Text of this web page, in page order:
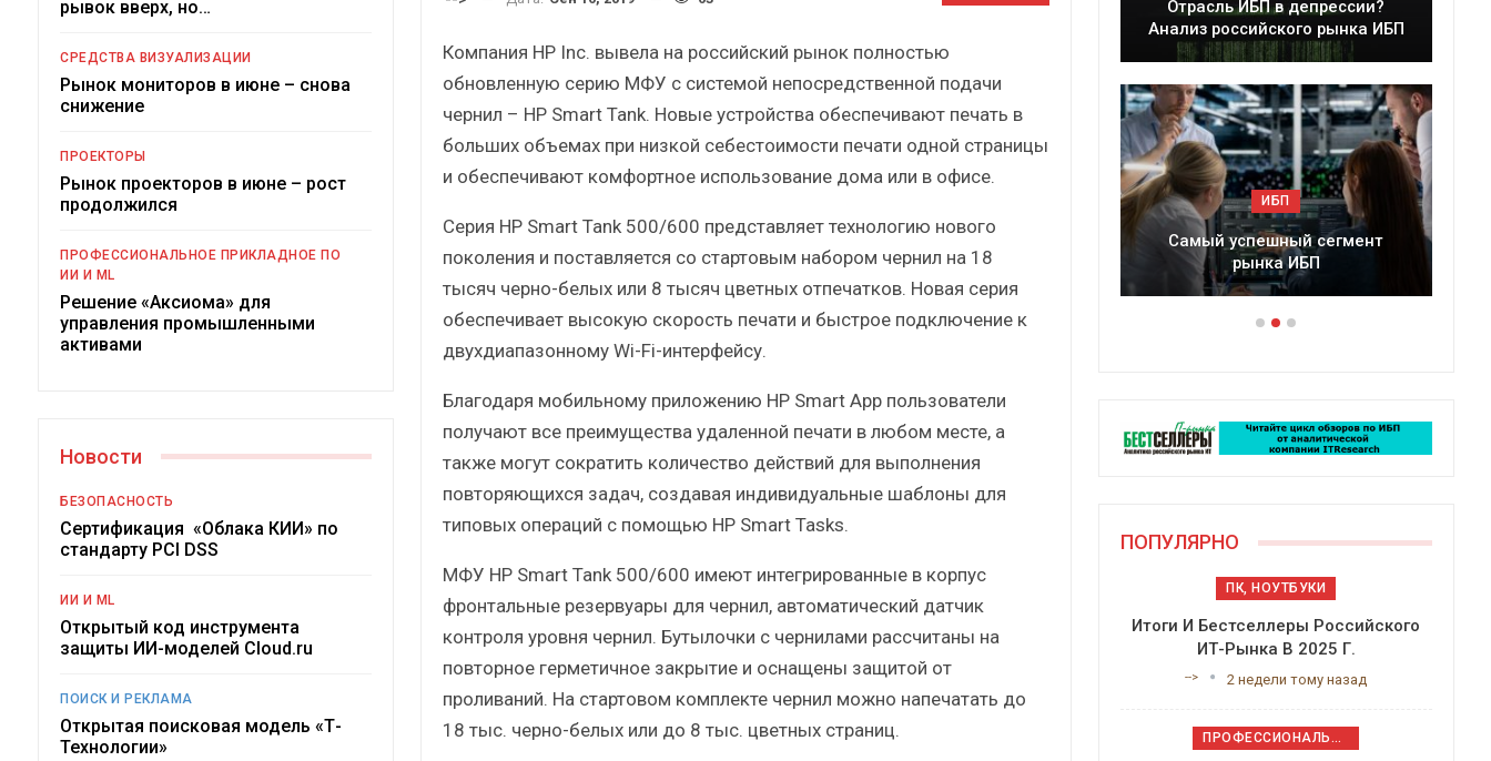
Компания HP Inc. вывела на российский рынок полностью
обновленную серию МФУ с системой непосредственной подачи
чернил – HP Smart Tank. Новые устройства обеспечивают печать в
больших объемах при низкой себестоимости печати одной страницы
и обеспечивают комфортное использование дома или в офисе.
Серия HP Smart Tank 500/600 представляет технологию нового
поколения и поставляется со стартовым набором чернил на 18
тысяч черно-белых или 8 тысяч цветных отпечатков. Новая серия
обеспечивает высокую скорость печати и быстрое подключение к
двухдиапазонному Wi-Fi-интерфейсу.
Благодаря мобильному приложению HP Smart App пользователи
получают все преимущества удаленной печати в любом месте, а
также могут сократить количество действий для выполнения
повторяющихся задач, создавая индивидуальные шаблоны для
типовых операций с помощью HP Smart Tasks.
МФУ HP Smart Tank 500/600 имеют интегрированные в корпус
фронтальные резервуары для чернил, автоматический датчик
контроля уровня чернил. Бутылочки с чернилами рассчитаны на
повторное герметичное закрытие и оснащены защитой от
проливаний. На стартовом комплекте чернил можно напечатать до
18 тыс. черно-белых или до 8 тыс. цветных страниц.
рывок вверх, но…
СРЕДСТВА ВИЗУАЛИЗАЦИИ
Рынок мониторов в июне – снова
снижение
ПРОЕКТОРЫ
Рынок проекторов в июне – рост
продолжился
ПРОФЕССИОНАЛЬНОЕ ПРИКЛАДНОЕ ПО
ИИ И ML
Решение «Аксиома» для
управления промышленными
активами
Новости
БЕЗОПАСНОСТЬ
Сертификация «Облака КИИ» по
стандарту PCI DSS
ИИ И ML
Открытый код инструмента
защиты ИИ-моделей Cloud.ru
ПОИСК И РЕКЛАМА
Открытая поисковая модель «Т-
Технологии»
Краткий статистический
Подкосят ли глобальные угрозы
российский рынок ИБП?
Итоги и Бестселлеры
Часть II.
Отрасль ИБП в депрессии?
Анализ российского рынка ИБП
ИБП
Самый успешный сегмент
рынка ИБП
ПОПУЛЯРНО
ПК, НОУТБУКИ
Итоги И Бестселлеры Российского
ИТ-Рынка В 2025 Г.
--> 2 недели тому назад
ПРОФЕССИОНАЛЬНОЕ ПРИКЛАДНОЕ ПО